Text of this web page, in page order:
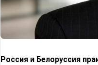
Россия и Белоруссия